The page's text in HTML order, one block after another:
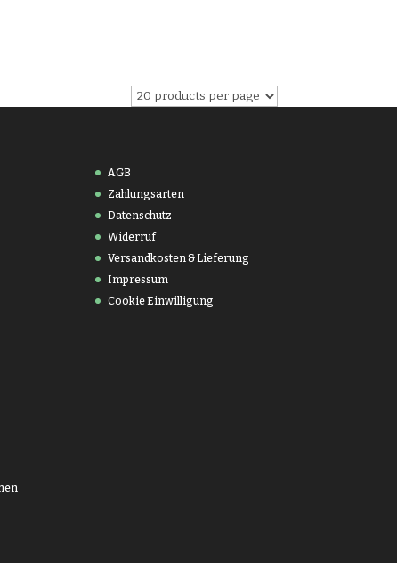
AGB
Zahlungsarten
Datenschutz
Widerruf
Versandkosten & Lieferung
Impressum
Cookie Einwilligung